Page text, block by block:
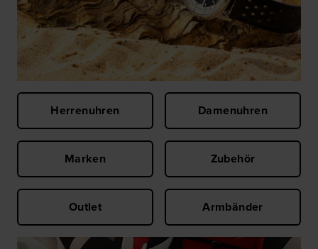
Herrenuhren
Marken
Outlet
Damenuhren
Zubehör
Armbänder